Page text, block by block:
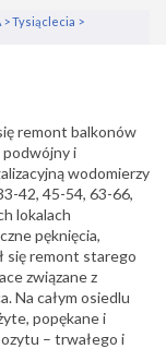
>Tysiąclecia >
remont balkonów
podwójny i
wodomierzy
42, 45-54, 63-66,
lokalach
pęknięcia,
się remont starego
związane z
Na całym osiedlu
popękane i
– trwałego i